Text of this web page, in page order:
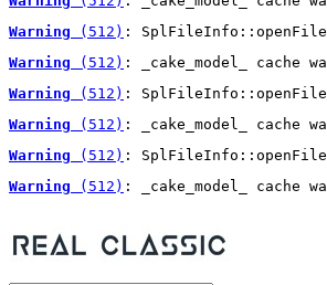
Warning (512) : SplFileInfo::openFile(/
Warning (512) : _cake_model_ cache
Warning (512) : SplFileInfo::openFile(/
Warning (512) : _cake_model_
Warning (512) : SplFileInfo::openFile(/
Warning (512) : _cake_model_